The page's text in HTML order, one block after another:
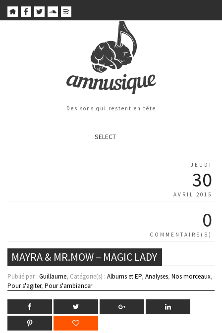
Des sons qui restent en tête
SELECT
JEUDI
30
AVRIL 2015
0
COMMENTAIRE(S)
MAYRA & MR.MOW – MAGIC LADY
Publié par : Guillaume, Catégorie(s) : Albums et EP, Analyses, Nos morceaux,
Pour s'agiter, Pour s'ambiancer